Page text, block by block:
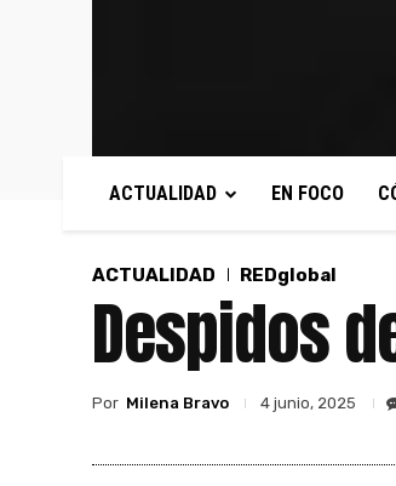
ACTUALIDAD EN FOCO
ACTUALIDAD REDglobal
Despidos
Por Milena Bravo 4 junio, 2025